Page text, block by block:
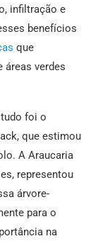
infiltração e
benefícios
que
áreas verdes
foi o
que estimou
A Araucaria
representou
árvore-
para o
na